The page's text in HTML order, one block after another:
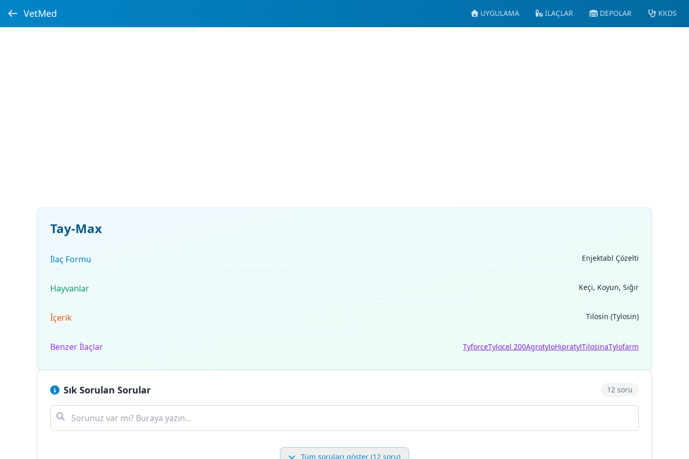
VetMed UYGULAMA İLAÇLAR DEPOLAR KKDS
Tay-Max
İlaç Formu Enjektabl Çözelti
Hayvanlar Keçi, Koyun, Sığır
İçerik Tilosin (Tylosin)
Benzer İlaçlar TyforceTylocel 200AgrotyloHipratylTilosinaTylofarm
Sık Sorulan Sorular 12 soru
Tüm soruları göster (12 soru)